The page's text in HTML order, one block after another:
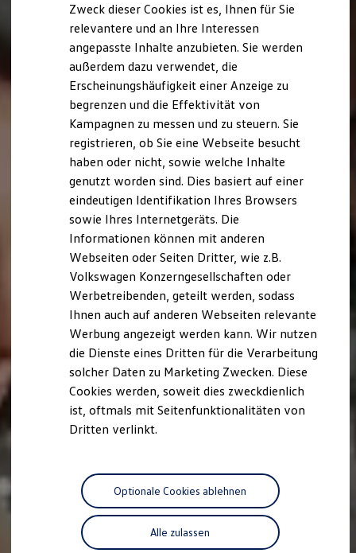
Kaufoptionen
E-Auto-Förderung
Software und Konnektivität
Die ID. Software 6
ID. Software Versionen und Updates
Digitale Extras
Schnittstellen zu Ihrem ID.
Hybridautos
Marke und Erlebnis
Volkswagen R und R Experience
R-Modelle
R Experience
Driving Experience
Volkswagen entdecken
Werkbesichtigung
Lifestyle Shop
T-Roc Kollektion
Golf Kollektion
ID. Kollektion
Volkswagen Kollektion
R-Kollektion
GTI Kollektion
Fußball Drop
we drive football
#wedriveproud
Besitzer und Service
Software Updates
Service und Ersatzteile
Motorenöl und Flüssigkeiten
Räder und Reifen
Pannen- und Unfallhilfe
Economy Service
Volkswagen Teile
Zubehör
Zweck dieser Cookies ist es, Ihnen für Sie
relevantere und an Ihre Interessen
angepasste Inhalte anzubieten. Sie werden
außerdem dazu verwendet, die
Erscheinungshäufigkeit einer Anzeige zu
begrenzen und die Effektivität von
Kampagnen zu messen und zu steuern. Sie
registrieren, ob Sie eine Webseite besucht
haben oder nicht, sowie welche Inhalte
genutzt worden sind. Dies basiert auf einer
eindeutigen Identifikation Ihres Browsers
sowie Ihres Internetgeräts. Die
Informationen können mit anderen
Webseiten oder Seiten Dritter, wie z.B.
Volkswagen Konzerngesellschaften oder
Werbetreibenden, geteilt werden, sodass
Ihnen auch auf anderen Webseiten relevante
Werbung angezeigt werden kann. Wir nutzen
die Dienste eines Dritten für die Verarbeitung
solcher Daten zu Marketing Zwecken. Diese
Cookies werden, soweit dies zweckdienlich
ist, oftmals mit Seitenfunktionalitäten von
Dritten verlinkt.
Alle zulassen
Optionale Cookies ablehnen